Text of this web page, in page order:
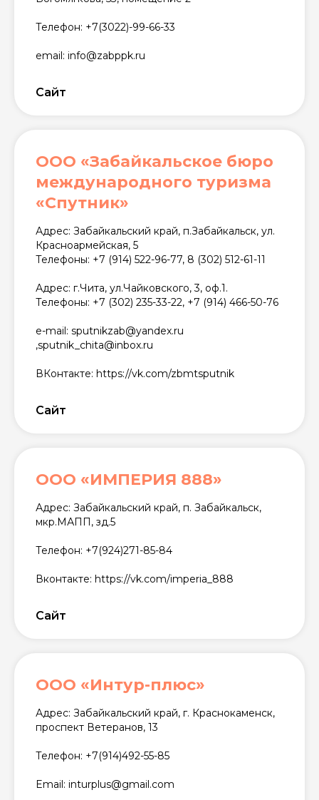
Телефон: +7(3022)-99-66-33
email: info@zabppk.ru
Сайт
ООО «Забайкальское бюро
международного туризма
«Спутник»
Адрес: Забайкальский край, п.Забайкальск, ул.
Красноармейская, 5
Телефоны: +7 (914) 522-96-77, 8 (302) 512-61-11
Адрес: г.Чита, ул.Чайковского, 3, оф.1.
Телефоны: +7 (302) 235-33-22, +7 (914) 466-50-76
e-mail: sputnikzab@yandex.ru
,sputnik_chita@inbox.ru
ВКонтакте: https://vk.com/zbmtsputnik
Сайт
ООО «ИМПЕРИЯ 888»
Адрес: Забайкальский край, п. Забайкальск,
мкр.МАПП, зд.5
Телефон: +7(924)271-85-84
Вконтакте: https://vk.com/imperia_888
Сайт
ООО «Интур-плюс»
Адрес: Забайкальский край, г. Краснокаменск,
проспект Ветеранов, 13
Телефон: +7(914)492-55-85
Email: inturplus@gmail.com